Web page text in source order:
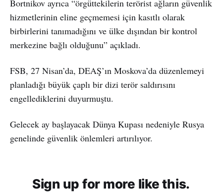
Bortnikov ayrıca “örgüttekilerin terörist ağların güvenlik
hizmetlerinin eline geçmemesi için kasıtlı olarak
birbirlerini tanımadığını ve ülke dışından bir kontrol
merkezine bağlı olduğunu” açıkladı.
FSB, 27 Nisan’da, DEAŞ’ın Moskova’da düzenlemeyi
planladığı büyük çaplı bir dizi terör saldırısını
engellediklerini duyurmuştu.
Gelecek ay başlayacak Dünya Kupası nedeniyle Rusya
genelinde güvenlik önlemleri artırılıyor.
Sign up for more like this.